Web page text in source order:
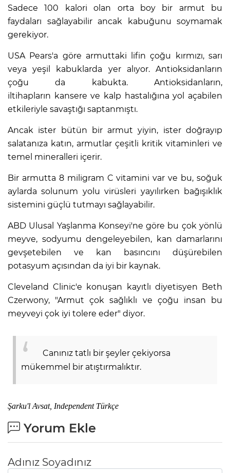
Sadece 100 kalori olan orta boy bir armut bu
faydaları sağlayabilir ancak kabuğunu soymamak
gerekiyor.
USA Pears'a göre armuttaki lifin çoğu kırmızı, sarı
veya yeşil kabuklarda yer alıyor. Antioksidanların
çoğu da kabukta. Antioksidanların,
iltihapların kansere ve kalp hastalığına yol açabilen
etkileriyle savaştığı saptanmıştı.
Ancak ister bütün bir armut yiyin, ister doğrayıp
salatanıza katın, armutlar çeşitli kritik vitaminleri ve
temel mineralleri içerir.
Bir armutta 8 miligram C vitamini var ve bu, soğuk
aylarda solunum yolu virüsleri yayılırken bağışıklık
sistemini güçlü tutmayı sağlayabilir.
ABD Ulusal Yaşlanma Konseyi'ne göre bu çok yönlü
meyve, sodyumu dengeleyebilen, kan damarlarını
gevşetebilen ve kan basıncını düşürebilen
potasyum açısından da iyi bir kaynak.
Cleveland Clinic'e konuşan kayıtlı diyetisyen Beth
Czerwony, "Armut çok sağlıklı ve çoğu insan bu
meyveyi çok iyi tolere eder" diyor.
Canınız tatlı bir şeyler çekiyorsa
mükemmel bir atıştırmalıktır.
Şarku'l Avsat, Independent Türkçe
Yorum Ekle
Adınız Soyadınız